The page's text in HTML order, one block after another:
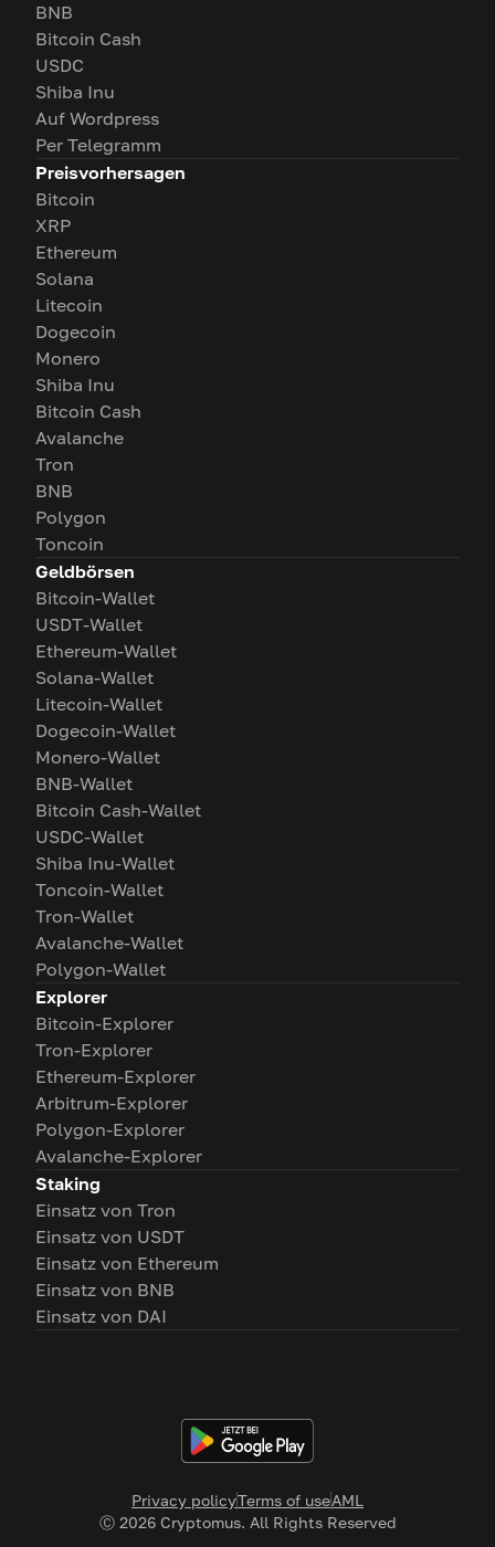
Privacy policyTerms of useAML
Ⓒ 2026Cryptomus. All Rights Reserved
BNB
Bitcoin Cash
USDC
Shiba Inu
Auf Wordpress
Per Telegramm
Preisvorhersagen
Bitcoin
XRP
Ethereum
Solana
Litecoin
Dogecoin
Monero
Shiba Inu
Bitcoin Cash
Avalanche
Tron
BNB
Polygon
Toncoin
Geldbörsen
Bitcoin-Wallet
USDT-Wallet
Ethereum-Wallet
Solana-Wallet
Litecoin-Wallet
Dogecoin-Wallet
Monero-Wallet
BNB-Wallet
Bitcoin Cash-Wallet
USDC-Wallet
Shiba Inu-Wallet
Toncoin-Wallet
Tron-Wallet
Avalanche-Wallet
Polygon-Wallet
Explorer
Bitcoin-Explorer
Tron-Explorer
Ethereum-Explorer
Arbitrum-Explorer
Polygon-Explorer
Avalanche-Explorer
Staking
Einsatz von Tron
Einsatz von USDT
Einsatz von Ethereum
Einsatz von BNB
Einsatz von DAI